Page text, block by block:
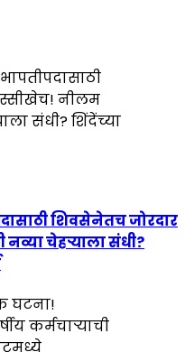
शिवसेनेतच जोरदार
चेहऱ्याला संधी?